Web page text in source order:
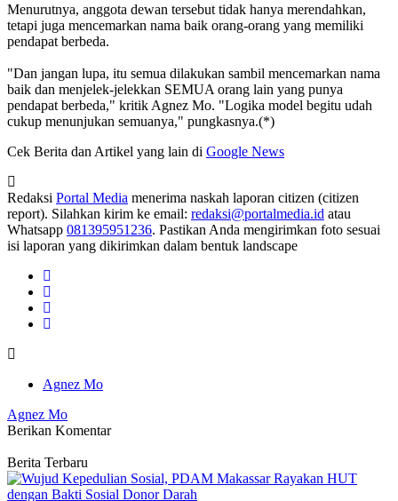
Menurutnya, anggota dewan tersebut tidak hanya merendahkan,
tetapi juga mencemarkan nama baik orang-orang yang memiliki
pendapat berbeda.
"Dan jangan lupa, itu semua dilakukan sambil mencemarkan nama
baik dan menjelek-jelekkan SEMUA orang lain yang punya
pendapat berbeda," kritik Agnez Mo. "Logika model begitu udah
cukup menunjukan semuanya," pungkasnya.(*)
Cek Berita dan Artikel yang lain di Google News
Redaksi Portal Media menerima naskah laporan citizen (citizen
report). Silahkan kirim ke email: redaksi@portalmedia.id atau
Whatsapp 081395951236. Pastikan Anda mengirimkan foto sesuai
isi laporan yang dikirimkan dalam bentuk landscape
Agnez Mo
Agnez Mo
Berikan Komentar
Berita Terbaru